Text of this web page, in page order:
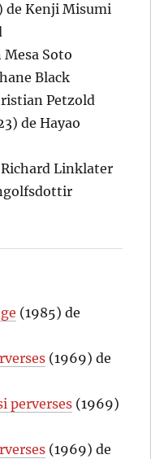
de Kenji Misumi
Soto
Black
Petzold
de Hayao
Linklater
(1985) de
(1969) de
perverses (1969)
(1969) de